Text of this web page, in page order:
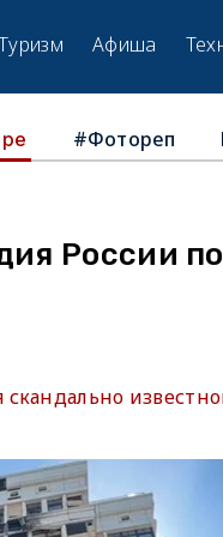
Афиша
#Фотореп
России